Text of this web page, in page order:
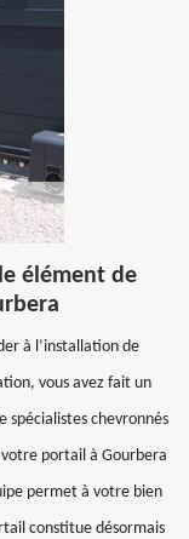
élément de
à l’installation de
vous avez fait un
spécialistes chevronnés
votre portail à Gourbera
permet à votre bien
constitue désormais